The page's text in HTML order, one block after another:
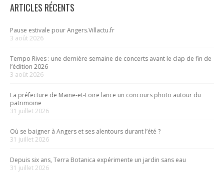
ARTICLES RÉCENTS
Pause estivale pour Angers.Villactu.fr
3 août 2026
Tempo Rives : une dernière semaine de concerts avant le clap de fin de
l’édition 2026
3 août 2026
La préfecture de Maine-et-Loire lance un concours photo autour du
patrimoine
31 juillet 2026
Où se baigner à Angers et ses alentours durant l’été ?
31 juillet 2026
Depuis six ans, Terra Botanica expérimente un jardin sans eau
31 juillet 2026